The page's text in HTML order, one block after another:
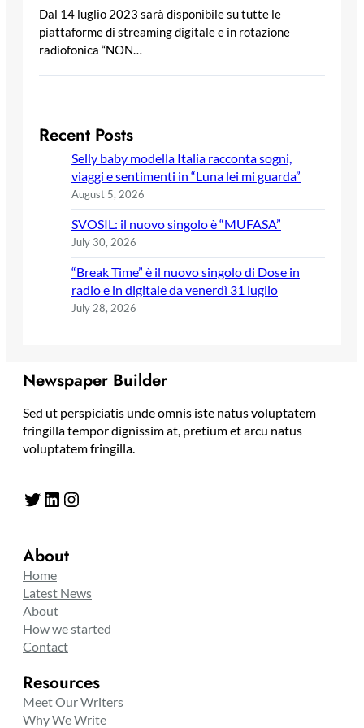
Dal 14 luglio 2023 sarà disponibile su tutte le
piattaforme di streaming digitale e in rotazione
radiofonica “NON…
Recent Posts
Selly baby modella Italia racconta sogni,
viaggi e sentimenti in “Luna lei mi guarda”
August 5, 2026
SVOSIL: il nuovo singolo è “MUFASA”
July 30, 2026
“Break Time” è il nuovo singolo di Dose in
radio e in digitale da venerdì 31 luglio
July 28, 2026
Newspaper Builder
Sed ut perspiciatis unde omnis iste natus voluptatem
fringilla tempor dignissim at, pretium et arcu natus
voluptatem fringilla.
Twitter LinkedIn Instagram
About
Home
Latest News
About
How we started
Contact
Resources
Meet Our Writers
Why We Write